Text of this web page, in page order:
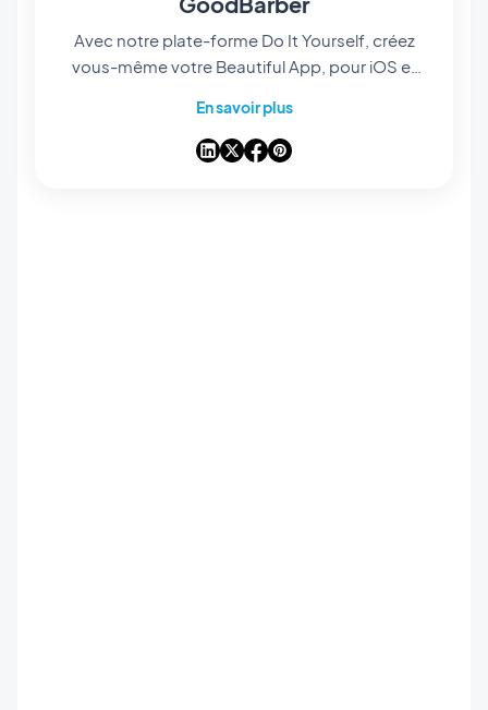
Avec notre plate-forme Do It Yourself, créez
vous-même votre Beautiful App, pour iOS et
administrez votre application depuis notre
interface tout en un, mises à jour, publication
En savoir plus